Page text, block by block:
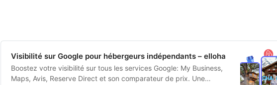
Visibilité sur Google pour hébergeurs indépendants – elloha
Boostez votre visibilité sur tous les services Google: My Business,
Maps, Avis, Reserve Direct et son comparateur de prix. Une